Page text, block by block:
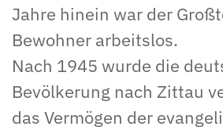
Jahre hinein war der
Bewohner arbeitslos.
Nach 1945 wurde die
Bevölkerung nach Zittau
das Vermögen der